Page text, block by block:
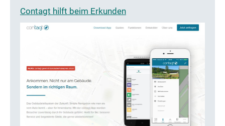
Contagt hilft beim Erkunden